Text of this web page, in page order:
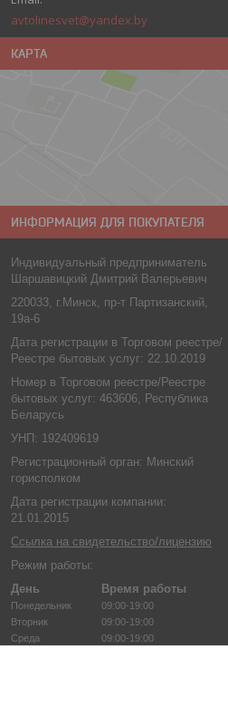
avtolinesvet@yandex.by
КАРТА
ИНФОРМАЦИЯ ДЛЯ ПОКУПАТЕЛЯ
Индивидуальный предприниматель
Шаршавицкий Дмитрий Валерьевич
220033, г.Минск, пр-т Партизанский,
19а-6
Дата регистрации в Торговом реестре/
Реестре бытовых услуг: 22.10.2019
Номер в Торговом реестре/Реестре
бытовых услуг: 463606, Республика
Беларусь
УНП: 192409619
Регистрационный орган: Минский
горисполком
Дата регистрации компании:
21.01.2015
Ссылка на свидетельство/лицензию
Режим работы:
День
Время работы
Понедельник
09:00-19:00
Вторник
09:00-19:00
Среда
09:00-19:00